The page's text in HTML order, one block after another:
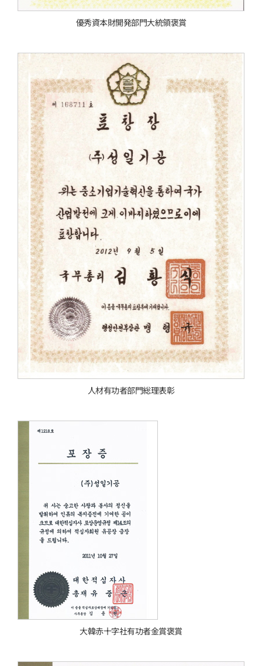
優秀資本財開発部門大統領褒賞
人材有功者部門総理表彰
大韓赤十字社有功者金賞褒賞